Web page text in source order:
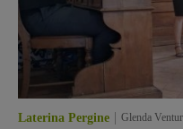
Laterina Pergine Glenda